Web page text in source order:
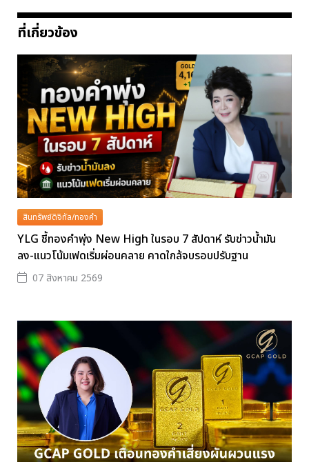
ที่เกี่ยวข้อง
สินทรัพย์ดิจิทัล/ทองคำ
YLG ชี้ทองคำพุ่ง New High ในรอบ 7 สัปดาห์ รับข่าวน้ำมัน
ลง-แนวโน้มเฟดเริ่มผ่อนคลาย คาดใกล้จบรอบปรับฐาน
07 สิงหาคม 2569